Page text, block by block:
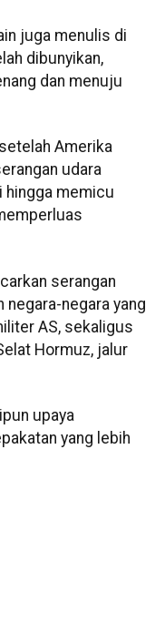
juga menulis di
dibunyikan,
dan menuju
Amerika
udara
hingga memicu
serangan
negara yang
AS, sekaligus
Hormuz, jalur
upaya
yang lebih